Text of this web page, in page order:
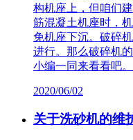
构机座上，但咱们
筋混凝土机座时，
免机座下沉。破碎
进行。那么破碎机
小编一同来看看吧。
2020/06/02
关于洗砂机的维